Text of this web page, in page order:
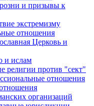
и призывы к
экстремизму
отношения
Церковь и
и ислам
религии против "сект"
отношения
организаций